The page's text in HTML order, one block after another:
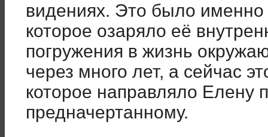
видениях. Это было именно
которое озаряло её
погружения в жизнь
через много лет, а сейчас
которое направляло Елену
предначертанному.